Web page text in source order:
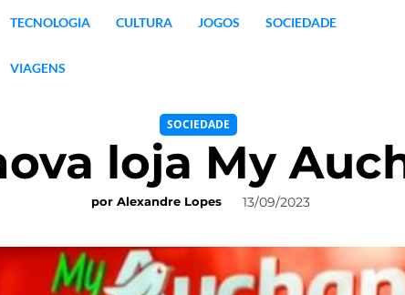
TECNOLOGIA CULTURA JOGOS SOCIEDADE
VIAGENS
SOCIEDADE
loja My
por Alexandre Lopes 13/09/2023